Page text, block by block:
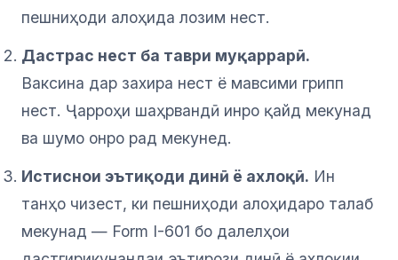
пешниҳоди алоҳида лозим нест.
Дастрас нест ба таври муқаррарӣ.
Ваксина дар захира нест ё мавсими грипп
нест. Ҷарроҳи шаҳрвандӣ инро қайд мекунад
ва шумо онро рад мекунед.
Истиснои эътиқоди динӣ ё ахлоқӣ. Ин
танҳо чизест, ки пешниҳоди алоҳидаро талаб
мекунад — Form I-601 бо далелҳои